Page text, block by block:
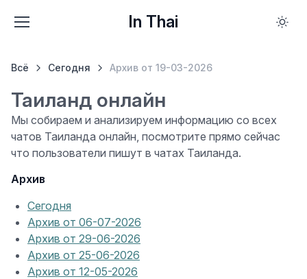
In Thai
Всё Сегодня Архив от 19-03-2026
Таиланд онлайн
Мы собираем и анализируем информацию со всех
чатов Таиланда онлайн, посмотрите прямо сейчас
что пользователи пишут в чатах Таиланда.
Архив
Сегодня
Архив от 06-07-2026
Архив от 29-06-2026
Архив от 25-06-2026
Архив от 12-05-2026